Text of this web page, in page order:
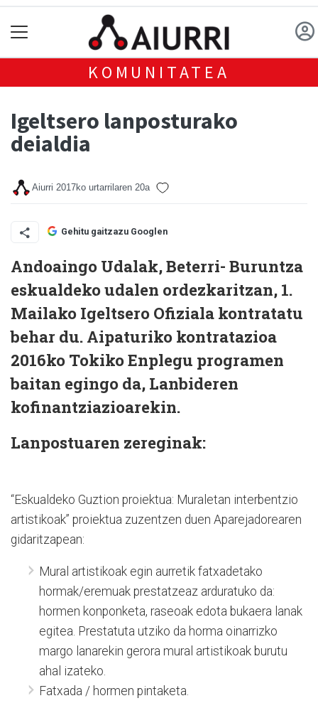
KOMUNITATEA
Igeltsero lanposturako
deialdia
Aiurri 2017ko urtarrilaren 20a
Gehitu gaitzazu Googlen
Andoaingo Udalak, Beterri- Buruntza
eskualdeko udalen ordezkaritzan, 1.
Mailako Igeltsero Ofiziala kontratatu
behar du. Aipaturiko kontratazioa
2016ko Tokiko Enplegu programen
baitan egingo da, Lanbideren
kofinantziazioarekin.
Lanpostuaren zereginak:
“Eskualdeko Guztion proiektua: Muraletan interbentzio
artistikoak” proiektua zuzentzen duen Aparejadorearen
gidaritzapean:
Mural artistikoak egin aurretik fatxadetako
hormak/eremuak prestatzeaz arduratuko da:
hormen konponketa, raseoak edota bukaera lanak
egitea. Prestatuta utziko da horma oinarrizko
margo lanarekin gerora mural artistikoak burutu
ahal izateko.
Fatxada / hormen pintaketa.